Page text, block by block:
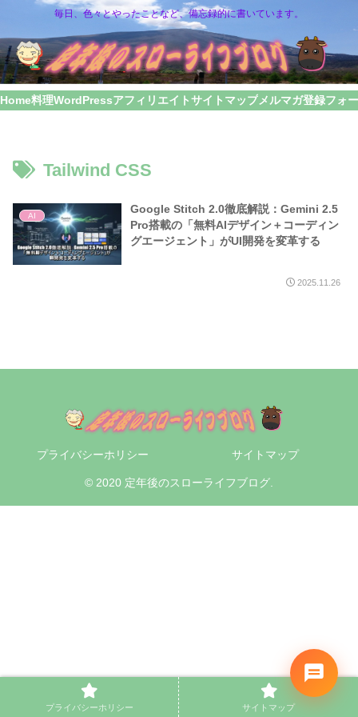
毎日、色々とやったことなど、備忘録的に書いています。
Home料理WordPressアフィリエイトサイトマップメルマガ登録フォ
Tailwind CSS
AI
Google Stitch 2.0徹底解説：Gemini 2.5
Pro搭載の「無料AIデザイン＋コーディン
グエージェント」がUI開発を変革する
2025.11.26
プライバシーホリシー サイトマップ
© 2020 定年後のスローライフブログ.
プライバシーホリシー サイトマップ